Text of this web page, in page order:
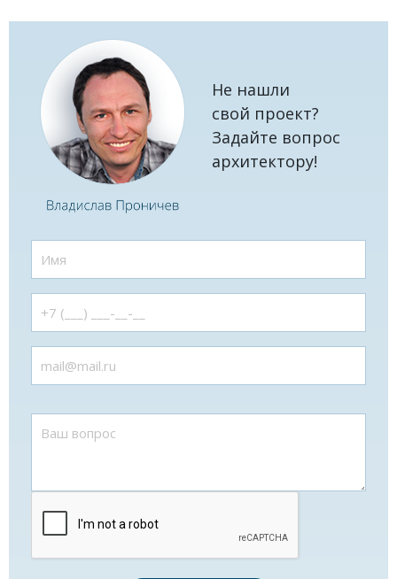
Не нашли
свой проект?
Задайте вопрос
архитектору!